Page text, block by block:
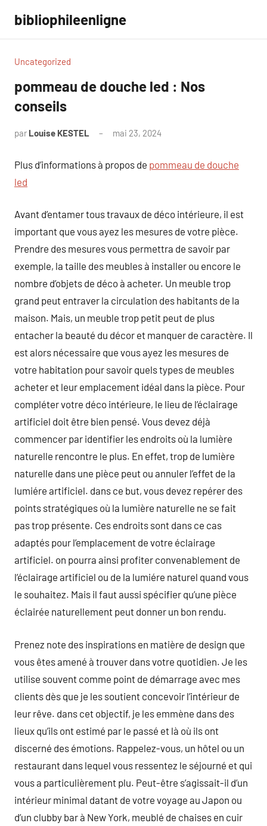
contenu
bibliophileenligne
Uncategorized
pommeau de douche led : Nos
conseils
par Louise KESTEL mai 23, 2024
Plus d’informations à propos de pommeau de douche
led
Avant d’entamer tous travaux de déco intérieure, il est
important que vous ayez les mesures de votre pièce.
Prendre des mesures vous permettra de savoir par
exemple, la taille des meubles à installer ou encore le
nombre d’objets de déco à acheter. Un meuble trop
grand peut entraver la circulation des habitants de la
maison. Mais, un meuble trop petit peut de plus
entacher la beauté du décor et manquer de caractère. Il
est alors nécessaire que vous ayez les mesures de
votre habitation pour savoir quels types de meubles
acheter et leur emplacement idéal dans la pièce. Pour
compléter votre déco intérieure, le lieu de l’éclairage
artificiel doit être bien pensé. Vous devez déjà
commencer par identifier les endroits où la lumière
naturelle rencontre le plus. En effet, trop de lumière
naturelle dans une pièce peut ou annuler l’effet de la
lumiére artificiel. dans ce but, vous devez repérer des
points stratégiques où la lumière naturelle ne se fait
pas trop présente. Ces endroits sont dans ce cas
adaptés pour l’emplacement de votre éclairage
artificiel. on pourra ainsi profiter convenablement de
l’éclairage artificiel ou de la lumiére naturel quand vous
le souhaitez. Mais il faut aussi spécifier qu’une pièce
éclairée naturellement peut donner un bon rendu.
Prenez note des inspirations en matière de design que
vous êtes amené à trouver dans votre quotidien. Je les
utilise souvent comme point de démarrage avec mes
clients dès que je les soutient concevoir l’intérieur de
leur rêve. dans cet objectif, je les emmène dans des
lieux qu’ils ont estimé par le passé et là où ils ont
discerné des émotions. Rappelez-vous, un hôtel ou un
restaurant dans lequel vous ressentez le séjourné et qui
vous a particulièrement plu. Peut-être s’agissait-il d’un
intérieur minimal datant de votre voyage au Japon ou
d’un clubby bar à New York, meublé de chaises en cuir